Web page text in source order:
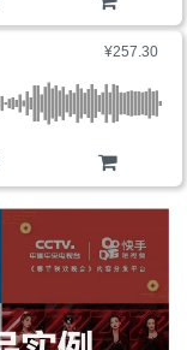
购物车
¥257.30
购物车